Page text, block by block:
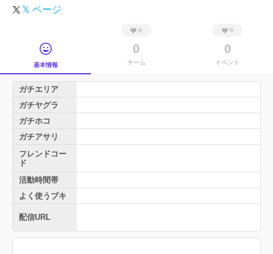
𝕏 ページ
基本情報
0
0
チーム
0
0
イベント
ガチエリア
ガチヤグラ
ガチホコ
ガチアサリ
フレンドコー
ド
活動時間帯
よく使うブキ
配信URL